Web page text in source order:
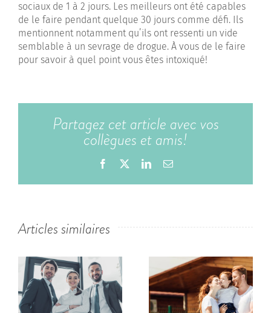
sociaux de 1 à 2 jours. Les meilleurs ont été capables
de le faire pendant quelque 30 jours comme défi. Ils
mentionnent notamment qu’ils ont ressenti un vide
semblable à un sevrage de drogue. À vous de le faire
pour savoir à quel point vous êtes intoxiqué!
Partagez cet article avec vos
collègues et amis!
Facebook LinkedInEmail
Articles similaires